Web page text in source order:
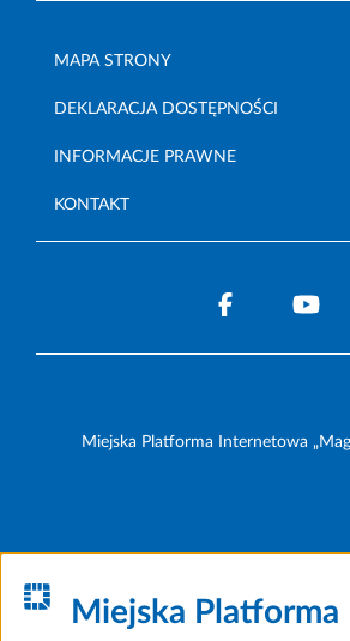
MAPA STRONY
DEKLARACJA DOSTĘPNOŚCI
INFORMACJE PRAWNE
KONTAKT
Miejska Platforma Internetowa
Miejska Platforma